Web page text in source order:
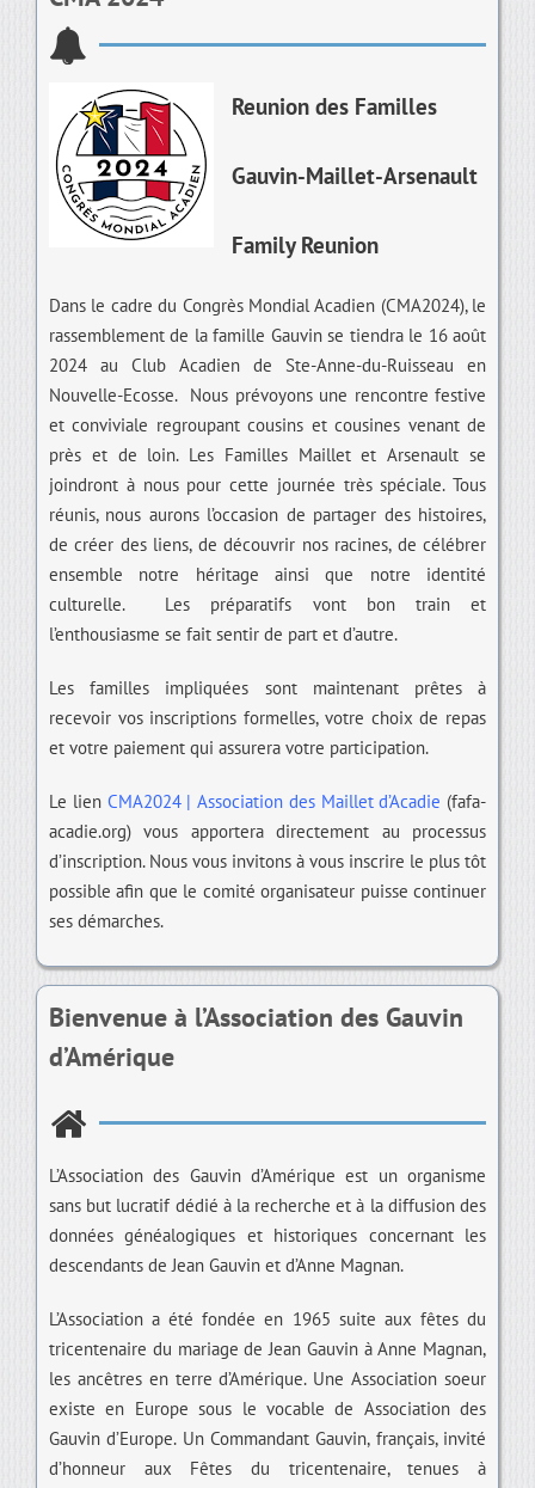
Reunion des Familles
Gauvin-Maillet-Arsenault
Family Reunion
Dans le cadre du Congrès Mondial Acadien (CMA2024), le
rassemblement de la famille Gauvin se tiendra le 16 août
2024 au Club Acadien de Ste-Anne-du-Ruisseau en
Nouvelle-Ecosse. Nous prévoyons une rencontre festive
et conviviale regroupant cousins et cousines venant de
près et de loin. Les Familles Maillet et Arsenault se
joindront à nous pour cette journée très spéciale. Tous
réunis, nous aurons l’occasion de partager des histoires,
de créer des liens, de découvrir nos racines, de célébrer
ensemble notre héritage ainsi que notre identité
culturelle. Les préparatifs vont bon train et
l’enthousiasme se fait sentir de part et d’autre.
Les familles impliquées sont maintenant prêtes à
recevoir vos inscriptions formelles, votre choix de repas
et votre paiement qui assurera votre participation.
Le lien CMA2024 | Association des Maillet d’Acadie (fafa-
acadie.org) vous apportera directement au processus
d’inscription. Nous vous invitons à vous inscrire le plus tôt
possible afin que le comité organisateur puisse continuer
ses démarches.
Bienvenue à l’Association des Gauvin
d’Amérique
L’Association des Gauvin d’Amérique est un organisme
sans but lucratif dédié à la recherche et à la diffusion des
données généalogiques et historiques concernant les
descendants de Jean Gauvin et d’Anne Magnan.
L’Association a été fondée en 1965 suite aux fêtes du
tricentenaire du mariage de Jean Gauvin à Anne Magnan,
les ancêtres en terre d’Amérique. Une Association soeur
existe en Europe sous le vocable de Association des
Gauvin d’Europe. Un Commandant Gauvin, français, invité
d’honneur aux Fêtes du tricentenaire, tenues à